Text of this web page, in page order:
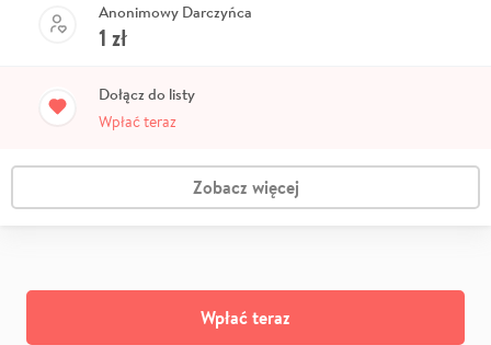
Anonimowy Darczyńca
1 zł
Dołącz do listy
Wpłać teraz
Zobacz więcej
Wpłać teraz